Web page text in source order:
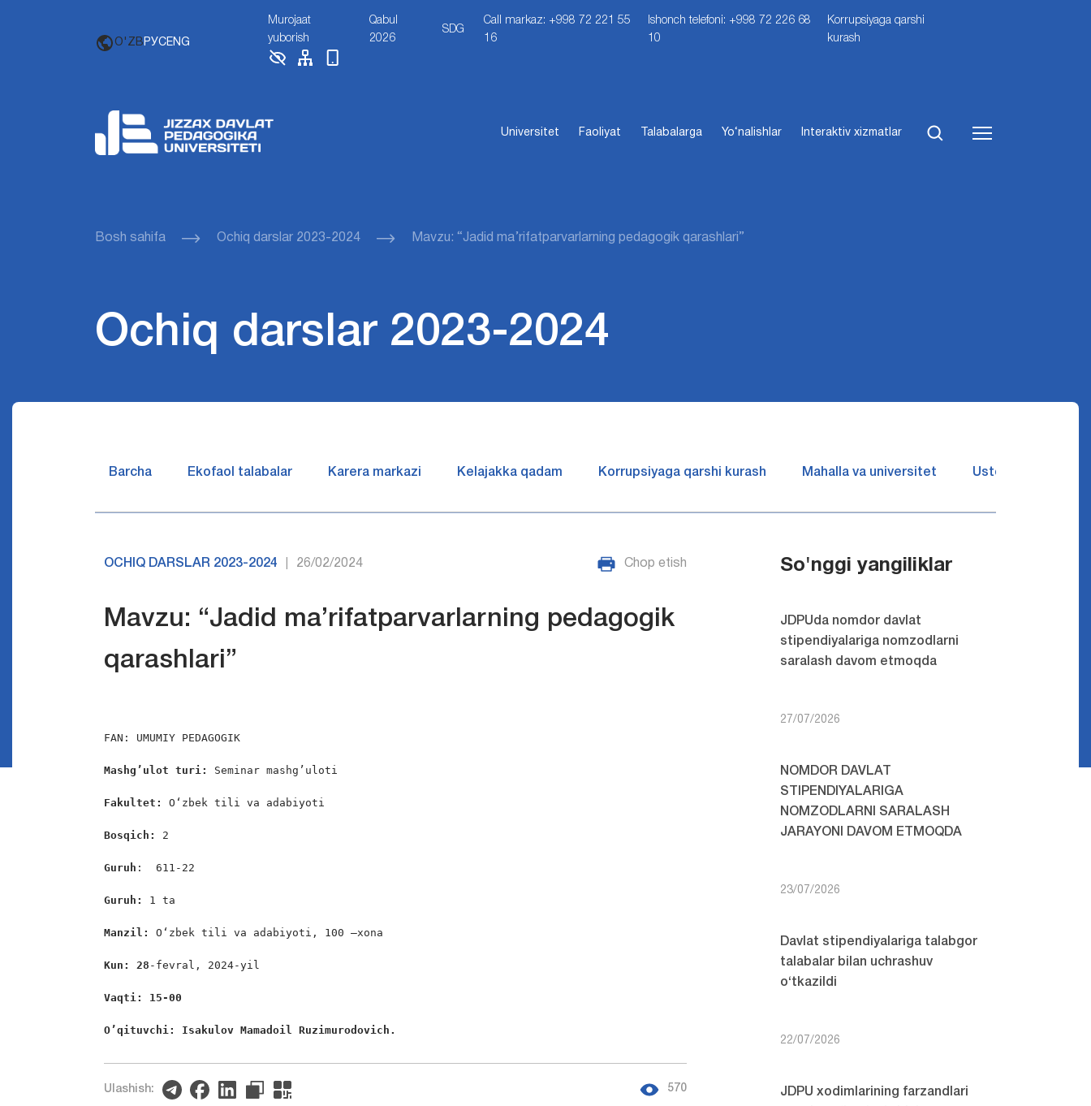
O'ZB РУСENG
Murojaat
yuborish
Qabul
2026
SDG
Call markaz: +998 72 221 55
16
Ishonch telefoni: +998 72 226 68
10
Korrupsiyaga qarshi
kurash
Universitet Faoliyat Talabalarga Yo‘nalishlar Interaktiv xizmatlar
Bosh sahifa Ochiq darslar 2023-2024 Mavzu: “Jadid ma’rifatparvarlarning pedagogik qarashlari”
Ochiq darslar 2023-2024
Barcha Ekofaol talabalar Karera markazi Kelajakka qadam Korrupsiyaga qarshi kurash Mahalla va universitet Ustozlar suhbatin
OCHIQ DARSLAR 2023-2024 26/02/2024 Chop etish
Mavzu: “Jadid ma’rifatparvarlarning pedagogik
qarashlari”
FAN: UMUMIY PEDAGOGIK
Mashg’ulot turi: Seminar mashg’uloti
Fakultet: O‘zbek tili va adabiyoti
Bosqich: 2
Guruh :  611-22
Guruh: 1 ta
Manzil: O‘zbek tili va adabiyoti, 100 –xona
Kun: 28 -fevral, 2024-yil
Vaqti: 15-00
O’qituvchi: Isakulov Mamadoil Ruzimurodovich.
Ulashish: 570
So'nggi yangiliklar
JDPUda nomdor davlat
stipendiyalariga nomzodlarni
saralash davom etmoqda
27/07/2026
NOMDOR DAVLAT
STIPENDIYALARIGA
NOMZODLARNI SARALASH
JARAYONI DAVOM ETMOQDA
23/07/2026
Davlat stipendiyalariga talabgor
talabalar bilan uchrashuv
o‘tkazildi
22/07/2026
JDPU xodimlarining farzandlari